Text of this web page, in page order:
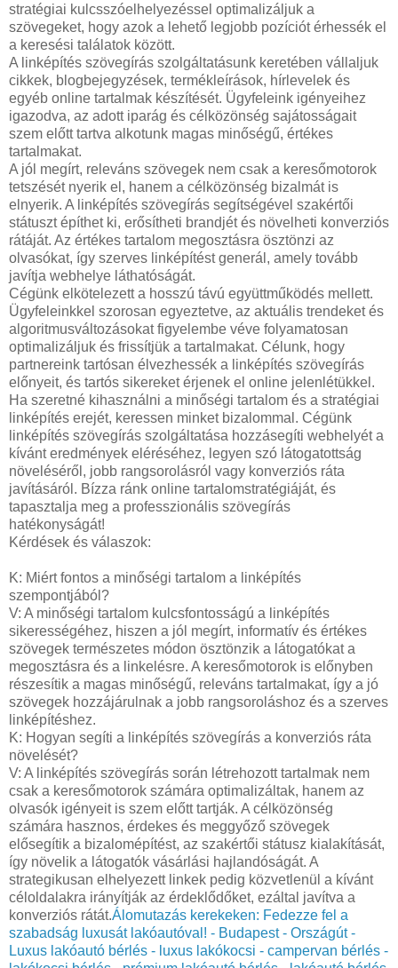
stratégiai kulcsszóelhelyezéssel optimalizáljuk a
szövegeket, hogy azok a lehető legjobb pozíciót érhessék el
a keresési találatok között.
A linképítés szövegírás szolgáltatásunk keretében vállaljuk
cikkek, blogbejegyzések, termékleírások, hírlevelek és
egyéb online tartalmak készítését. Ügyfeleink igényeihez
igazodva, az adott iparág és célközönség sajátosságait
szem előtt tartva alkotunk magas minőségű, értékes
tartalmakat.
A jól megírt, releváns szövegek nem csak a keresőmotorok
tetszését nyerik el, hanem a célközönség bizalmát is
elnyerik. A linképítés szövegírás segítségével szakértői
státuszt építhet ki, erősítheti brandjét és növelheti konverziós
rátáját. Az értékes tartalom megosztásra ösztönzi az
olvasókat, így szerves linképítést generál, amely tovább
javítja webhelye láthatóságát.
Cégünk elkötelezett a hosszú távú együttműködés mellett.
Ügyfeleinkkel szorosan egyeztetve, az aktuális trendeket és
algoritmusváltozásokat figyelembe véve folyamatosan
optimalizáljuk és frissítjük a tartalmakat. Célunk, hogy
partnereink tartósan élvezhessék a linképítés szövegírás
előnyeit, és tartós sikereket érjenek el online jelenlétükkel.
Ha szeretné kihasználni a minőségi tartalom és a stratégiai
linképítés erejét, keressen minket bizalommal. Cégünk
linképítés szövegírás szolgáltatása hozzásegíti webhelyét a
kívánt eredmények eléréséhez, legyen szó látogatottság
növeléséről, jobb rangsorolásról vagy konverziós ráta
javításáról. Bízza ránk online tartalomstratégiáját, és
tapasztalja meg a professzionális szövegírás
hatékonyságát!
Kérdések és válaszok:
K: Miért fontos a minőségi tartalom a linképítés
szempontjából?
V: A minőségi tartalom kulcsfontosságú a linképítés
sikerességéhez, hiszen a jól megírt, informatív és értékes
szövegek természetes módon ösztönzik a látogatókat a
megosztásra és a linkelésre. A keresőmotorok is előnyben
részesítik a magas minőségű, releváns tartalmakat, így a jó
szövegek hozzájárulnak a jobb rangsoroláshoz és a szerves
linképítéshez.
K: Hogyan segíti a linképítés szövegírás a konverziós ráta
növelését?
V: A linképítés szövegírás során létrehozott tartalmak nem
csak a keresőmotorok számára optimalizáltak, hanem az
olvasók igényeit is szem előtt tartják. A célközönség
számára hasznos, érdekes és meggyőző szövegek
elősegítik a bizalomépítést, az szakértői státusz kialakítását,
így növelik a látogatók vásárlási hajlandóságát. A
strategikusan elhelyezett linkek pedig közvetlenül a kívánt
céloldalakra irányítják az érdeklődőket, ezáltal javítva a
konverziós rátát.Álomutazás kerekeken: Fedezze fel a
szabadság luxusát lakóautóval! - Budapest - Országút -
Luxus lakóautó bérlés - luxus lakókocsi - campervan bérlés -